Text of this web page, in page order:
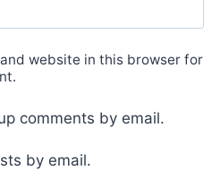
website in this browser for
comments by email.
by email.